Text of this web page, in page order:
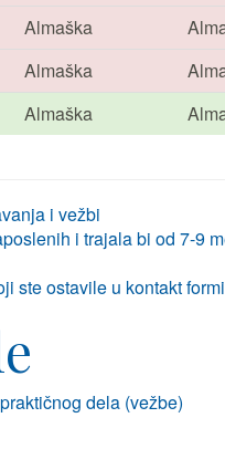
Almaška
Almaška
Almaška
i vežbi
i trajala bi od 7-9
ste ostavile u kontakt formi
dela (vežbe)